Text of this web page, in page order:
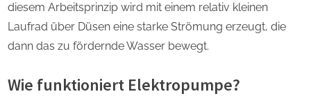
diesem Arbeitsprinzip wird mit einem relativ kleinen
Laufrad über Düsen eine starke Strömung erzeugt, die
dann das zu fördernde Wasser bewegt.
Wie funktioniert Elektropumpe?